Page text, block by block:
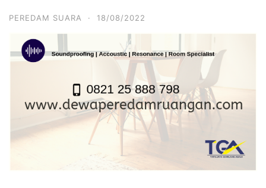
PEREDAM SUARA · 18/08/2022